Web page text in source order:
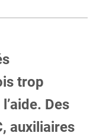
trop
Des
auxiliaires